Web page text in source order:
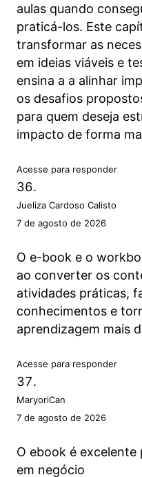
aulas quando
praticá-los. Este
transformar as
em ideias viáveis e
ensina a a alinhar
os desafios
para quem deseja
impacto de forma
Acesse para responder
Jueliza Cardoso Calisto
7 de agosto de 2026
O e-book e o
ao converter os
atividades práticas,
conhecimentos e
aprendizagem mais
Acesse para responder
MaryoriCan
7 de agosto de 2026
O ebook é
em negócio